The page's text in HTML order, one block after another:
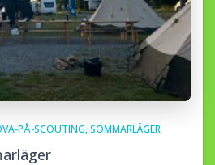
PÅ-SCOUTING SOMMARLÄGER